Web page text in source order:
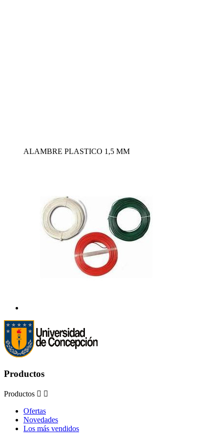
ALAMBRE PLASTICO 1,5 MM
Productos
Productos  
Ofertas
Novedades
Los más vendidos